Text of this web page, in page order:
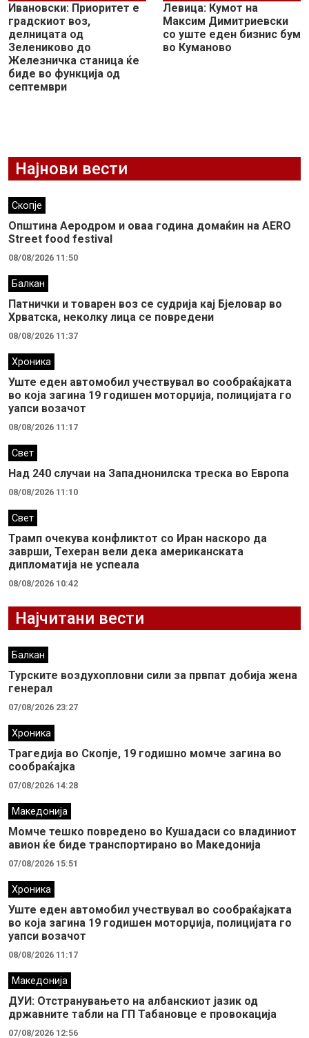
Ивановски: Приоритет е
градскиот воз,
делницата од
Зелениково до
Железничка станица ќе
биде во функција од
септември
Левица: Кумот на
Максим Димитриевски
со уште еден бизнис бум
во Куманово
Најнови вести
Скопје
Општина Аеродром и оваа година домаќин на AERO
Street food festival
08/08/2026 11:50
Балкан
Патнички и товарен воз се судрија кај Бјеловар во
Хрватска, неколку лица се повредени
08/08/2026 11:37
Хроника
Уште еден автомобил учествувал во сообраќајката
во која загина 19 годишен моторџија, полицијата го
уапси возачот
08/08/2026 11:17
Свет
Над 240 случаи на Западнонилска треска во Европа
08/08/2026 11:10
Свет
Трамп очекува конфликтот со Иран наскоро да
заврши, Техеран вели дека американската
дипломатија не успеала
08/08/2026 10:42
Најчитани вести
Балкан
Турските воздухопловни сили за првпат добија жена
генерал
07/08/2026 23:27
Хроника
Трагедија во Скопје, 19 годишно момче загина во
сообраќајка
07/08/2026 14:28
Македонија
Момче тешко повредено во Кушадаси со владиниот
авион ќе биде транспортирано во Македонија
07/08/2026 15:51
Хроника
Уште еден автомобил учествувал во сообраќајката
во која загина 19 годишен моторџија, полицијата го
уапси возачот
08/08/2026 11:17
Македонија
ДУИ: Отстранувањето на албанскиот јазик од
државните табли на ГП Табановце е провокација
07/08/2026 12:56